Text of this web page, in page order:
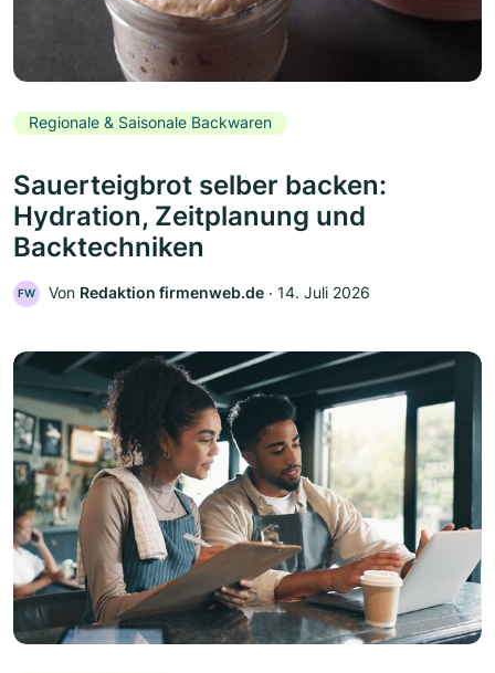
Regionale & Saisonale Backwaren
Sauerteigbrot selber backen:
Hydration, Zeitplanung und
Backtechniken
FW Von Redaktion firmenweb.de ‧ 14. Juli 2026